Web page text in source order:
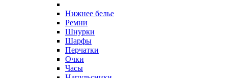
Нижнее белье
Ремни
Шнурки
Шарфы
Перчатки
Очки
Часы